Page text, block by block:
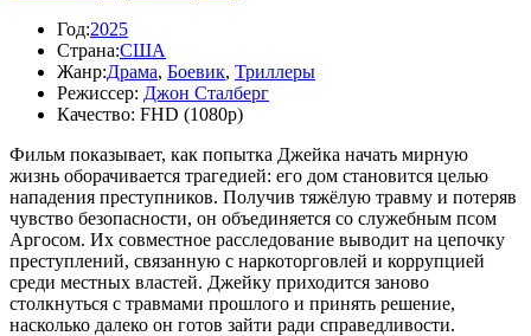
Год:2025
Страна:США
Жанр:Драма, Боевик, Триллеры
Режиссер: Джон Сталберг
Качество: FHD (1080p)
Фильм показывает, как попытка Джейка начать мирную
жизнь оборачивается трагедией: его дом становится целью
нападения преступников. Получив тяжёлую травму и потеряв
чувство безопасности, он объединяется со служебным псом
Аргосом. Их совместное расследование выводит на цепочку
преступлений, связанную с наркоторговлей и коррупцией
среди местных властей. Джейку приходится заново
столкнуться с травмами прошлого и принять решение,
насколько далеко он готов зайти ради справедливости.